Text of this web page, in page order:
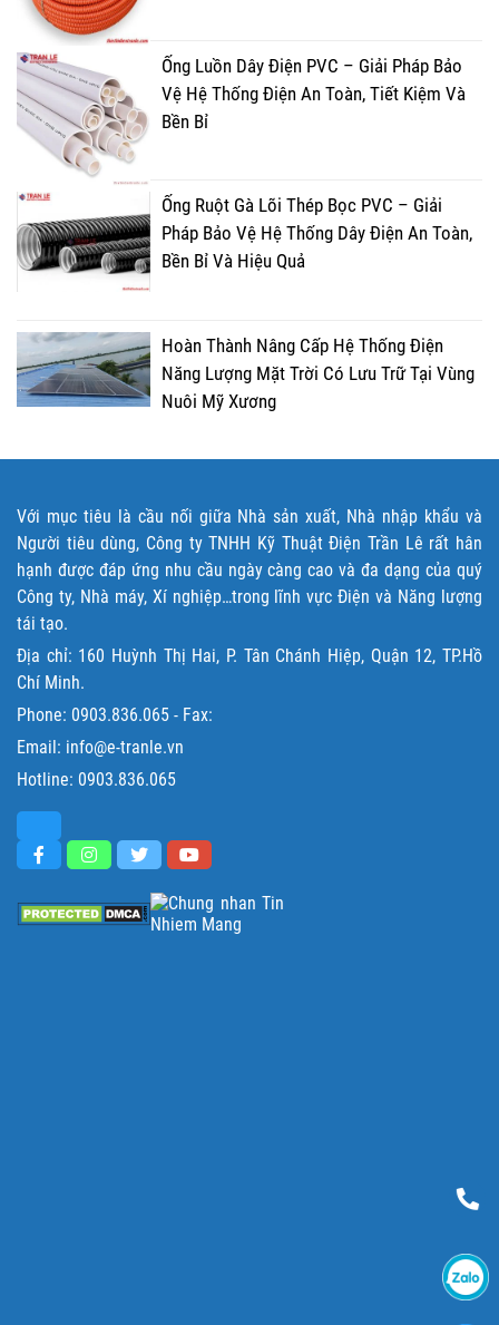
Ống Luồn Dây Điện PVC – Giải Pháp Bảo
Vệ Hệ Thống Điện An Toàn, Tiết Kiệm Và
Bền Bỉ
Ống Ruột Gà Lõi Thép Bọc PVC – Giải
Pháp Bảo Vệ Hệ Thống Dây Điện An Toàn,
Bền Bỉ Và Hiệu Quả
Hoàn Thành Nâng Cấp Hệ Thống Điện
Năng Lượng Mặt Trời Có Lưu Trữ Tại Vùng
Nuôi Mỹ Xương
Với mục tiêu là cầu nối giữa Nhà sản xuất, Nhà nhập khẩu và
Người tiêu dùng, Công ty TNHH Kỹ Thuật Điện Trần Lê rất hân
hạnh được đáp ứng nhu cầu ngày càng cao và đa dạng của quý
Công ty, Nhà máy, Xí nghiệp…trong lĩnh vực Điện và Năng lượng
tái tạo.
Địa chỉ: 160 Huỳnh Thị Hai, P. Tân Chánh Hiệp, Quận 12, TP.Hồ
Chí Minh.
Phone: 0903.836.065 - Fax:
Email: info@e-tranle.vn
Hotline: 0903.836.065